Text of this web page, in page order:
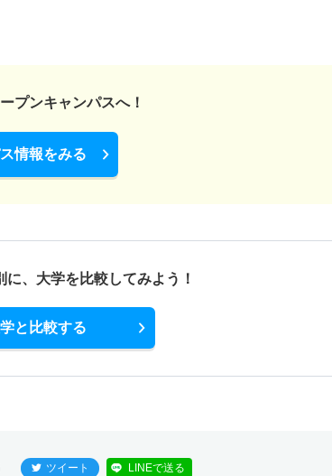
プンキャンパスへ！
情報をみる
、 大学を比較してみよう！
と比較する
ツイート LINEで送る